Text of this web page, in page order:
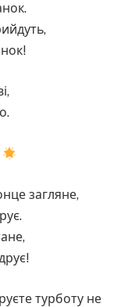
загляне,
турботу не